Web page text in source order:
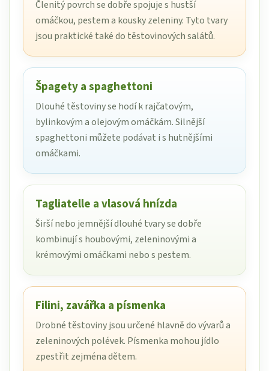
Členitý povrch se dobře spojuje s hustší
omáčkou, pestem a kousky zeleniny. Tyto tvary
jsou praktické také do těstovinových salátů.
Špagety a spaghettoni
Dlouhé těstoviny se hodí k rajčatovým,
bylinkovým a olejovým omáčkám. Silnější
spaghettoni můžete podávat i s hutnějšími
omáčkami.
Tagliatelle a vlasová hnízda
Širší nebo jemnější dlouhé tvary se dobře
kombinují s houbovými, zeleninovými a
krémovými omáčkami nebo s pestem.
Filini, zavářka a písmenka
Drobné těstoviny jsou určené hlavně do vývarů a
zeleninových polévek. Písmenka mohou jídlo
zpestřit zejména dětem.